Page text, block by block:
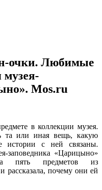
очки. Любимые
музея-
Mos.ru
в коллекции музея.
та или иная вещь, какую
истории с ней связаны.
заповедника «Царицыно»
пять предметов из
рассказала, почему они ей